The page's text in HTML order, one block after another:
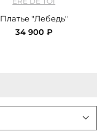
Платье "Лебедь"
34 900 ₽